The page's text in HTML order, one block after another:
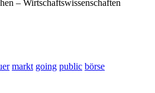
– Wirtschaftswissenschaften
markt going public börse